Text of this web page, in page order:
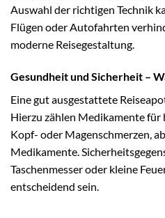
Auswahl der richtigen Technik
Flügen oder Autofahrten
moderne Reisegestaltung.
Gesundheit und Sicherheit –
Eine gut ausgestattete
Hierzu zählen Medikamente für
Kopf- oder Magenschmerzen,
Medikamente.
Taschenmesser oder kleine
entscheidend sein.